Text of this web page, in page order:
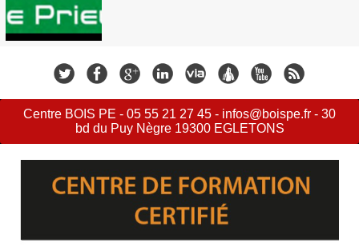
Centre BOIS PE - 05 55 21 27 45 - infos@boispe.fr - 30
bd du Puy Nègre 19300 EGLETONS